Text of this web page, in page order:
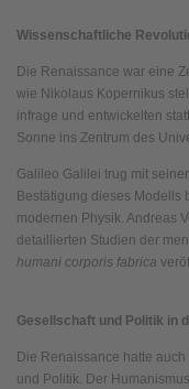
Wissenschaftliche
Die Renaissance war eine
wie Nikolaus Kopernikus
infrage und entwickelten
Sonne ins Zentrum des
Galileo Galilei trug mit
Bestätigung dieses Modells
modernen Physik. Andreas
detaillierten Studien der
humani corporis fabrica
Gesellschaft und Politik in
Die Renaissance hatte
und Politik. Der